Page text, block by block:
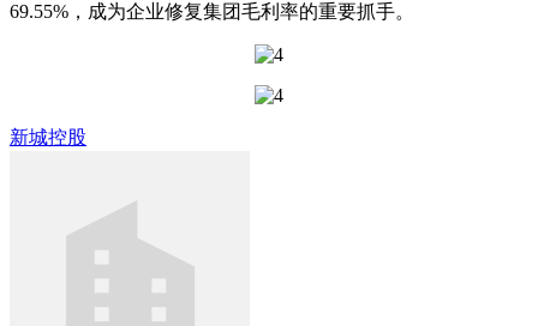
69.55%，成为企业修复集团毛利率的重要抓手。
新城控股